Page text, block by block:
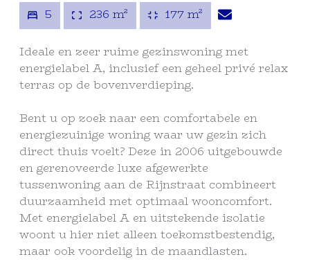
5 236 m² 177 m²
Ideale en zeer ruime gezinswoning met
energielabel A, inclusief een geheel privé relax
terras op de bovenverdieping.
Bent u op zoek naar een comfortabele en
energiezuinige woning waar uw gezin zich
direct thuis voelt? Deze in 2006 uitgebouwde
en gerenoveerde luxe afgewerkte
tussenwoning aan de Rijnstraat combineert
duurzaamheid met optimaal wooncomfort.
Met energielabel A en uitstekende isolatie
woont u hier niet alleen toekomstbestendig,
maar ook voordelig in de maandlasten.